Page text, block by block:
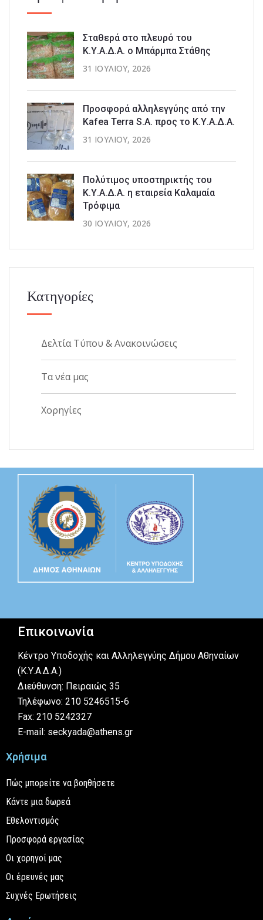
Σταθερά στο πλευρό του
Κ.Υ.Α.Δ.Α. ο Μπάρμπα Στάθης
31 ΙΟΥΛΊΟΥ, 2026
Προσφορά αλληλεγγύης από την
Kafea Terra S.A. προς το Κ.Υ.Α.Δ.Α.
31 ΙΟΥΛΊΟΥ, 2026
Πολύτιμος υποστηρικτής του
Κ.Υ.Α.Δ.Α. η εταιρεία Καλαμαία
Τρόφιμα
30 ΙΟΥΛΊΟΥ, 2026
Κατηγορίες
Δελτία Τύπου & Ανακοινώσεις
Τα νέα μας
Χορηγίες
Επικοινωνία
Κέντρο Υποδοχής και Αλληλεγγύης Δήμου Αθηναίων
(Κ.Υ.Α.Δ.Α.)
Διεύθυνση: Πειραιώς 35
Τηλέφωνο: 210 5246515-6
Fax: 210 5242327
E-mail: seckyada@athens.gr
Χρήσιμα
Πώς μπορείτε να βοηθήσετε
Κάντε μια δωρεά
Εθελοντισμός
Προσφορά εργασίας
Οι χορηγοί μας
Οι έρευνές μας
Συχνές Ερωτήσεις